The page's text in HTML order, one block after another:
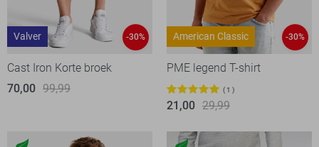
Valver -30%
Cast Iron Korte broek
70,00 99,99
American Classic -30%
PME legend T-shirt
1
21,00 29,99